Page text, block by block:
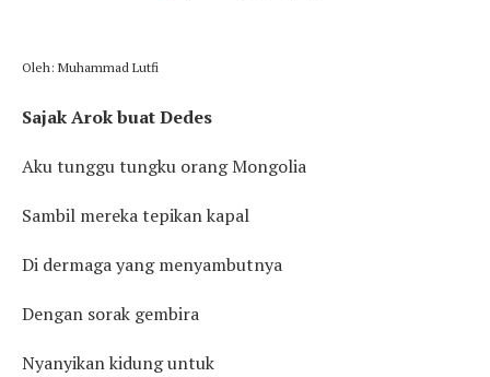
Oleh: Muhammad Lutfi
Sajak Arok buat Dedes
Aku tunggu tungku orang Mongolia
Sambil mereka tepikan kapal
Di dermaga yang menyambutnya
Dengan sorak gembira
Nyanyikan kidung untuk